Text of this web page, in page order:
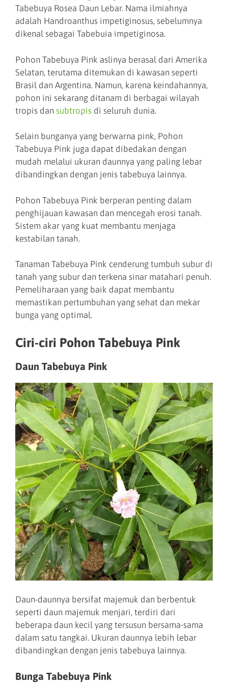
Tabebuya Rosea Daun Lebar. Nama ilmiahnya
adalah Handroanthus impetiginosus, sebelumnya
dikenal sebagai Tabebuia impetiginosa.
Pohon Tabebuya Pink aslinya berasal dari Amerika
Selatan, terutama ditemukan di kawasan seperti
Brasil dan Argentina. Namun, karena keindahannya,
pohon ini sekarang ditanam di berbagai wilayah
tropis dan subtropis di seluruh dunia.
Selain bunganya yang berwarna pink, Pohon
Tabebuya Pink juga dapat dibedakan dengan
mudah melalui ukuran daunnya yang paling lebar
dibandingkan dengan jenis tabebuya lainnya.
Pohon Tabebuya Pink berperan penting dalam
penghijauan kawasan dan mencegah erosi tanah.
Sistem akar yang kuat membantu menjaga
kestabilan tanah.
Tanaman Tabebuya Pink cenderung tumbuh subur di
tanah yang subur dan terkena sinar matahari penuh.
Pemeliharaan yang baik dapat membantu
memastikan pertumbuhan yang sehat dan mekar
bunga yang optimal.
Ciri-ciri Pohon Tabebuya Pink
Daun Tabebuya Pink
Daun-daunnya bersifat majemuk dan berbentuk
seperti daun majemuk menjari, terdiri dari
beberapa daun kecil yang tersusun bersama-sama
dalam satu tangkai. Ukuran daunnya lebih lebar
dibandingkan dengan jenis tabebuya lainnya.
Bunga Tabebuya Pink